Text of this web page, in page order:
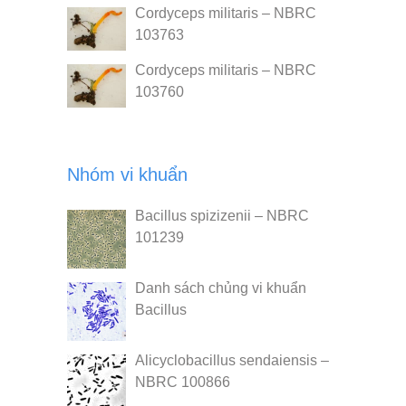
Cordyceps militaris – NBRC
103763
Cordyceps militaris – NBRC
103760
Nhóm vi khuẩn
Bacillus spizizenii – NBRC
101239
Danh sách chủng vi khuẩn
Bacillus
Alicyclobacillus sendaiensis –
NBRC 100866